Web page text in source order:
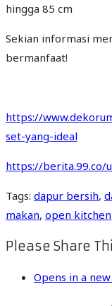
hingga 85 cm
Sekian informasi
bermanfaat!
https://
set-yang-ideal
https://berita.99.co/
Tags: dapur bersih,
makan, open kitchen
Please Share
Opens in a